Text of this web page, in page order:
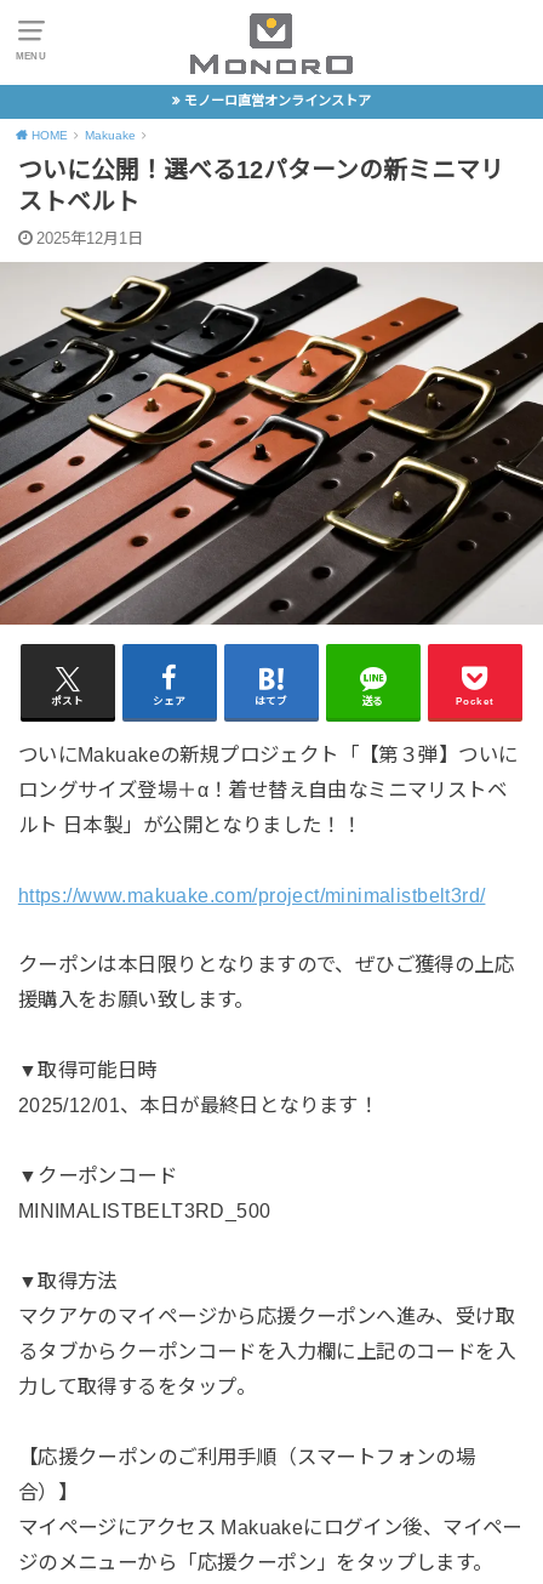
MENU
モノーロ直営オンラインストア
HOME Makuake
ついに公開！選べる12パターンの新ミニマリ
ストベルト
2025年12月1日
ポスト シェア はてブ 送る Pocket
ついにMakuakeの新規プロジェクト「【第３弾】ついに
ロングサイズ登場＋α！着せ替え自由なミニマリストベ
ルト 日本製」が公開となりました！！
https://www.makuake.com/project/minimalistbelt3rd/
クーポンは本日限りとなりますので、ぜひご獲得の上応
援購入をお願い致します。
▼取得可能日時
2025/12/01、本日が最終日となります！
▼クーポンコード
MINIMALISTBELT3RD_500
▼取得方法
マクアケのマイページから応援クーポンへ進み、受け取
るタブからクーポンコードを入力欄に上記のコードを入
力して取得するをタップ。
【応援クーポンのご利用手順（スマートフォンの場
合）】
マイページにアクセス Makuakeにログイン後、マイペー
ジのメニューから「応援クーポン」をタップします。